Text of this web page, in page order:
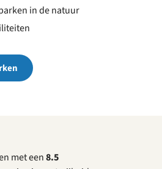
in de natuur
met een8.5